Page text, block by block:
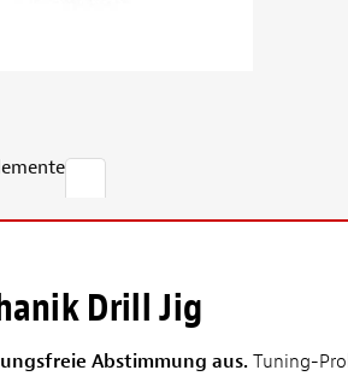
Drill Jig
Abstimmung aus.Tuning-